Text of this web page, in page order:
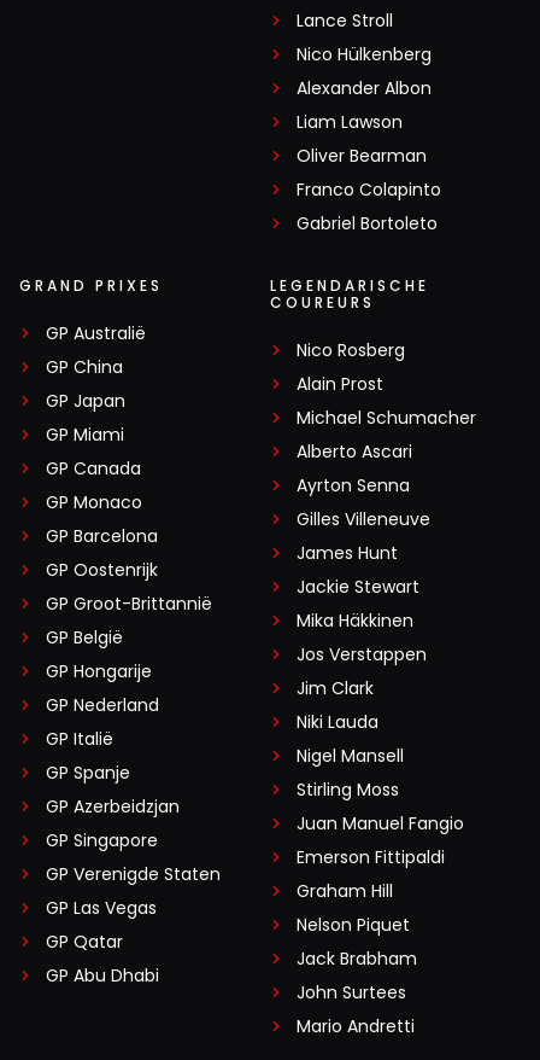
Lance Stroll
Nico Hülkenberg
Alexander Albon
Liam Lawson
Oliver Bearman
Franco Colapinto
Gabriel Bortoleto
GRAND PRIXES
GP Australië
GP China
GP Japan
GP Miami
GP Canada
GP Monaco
GP Barcelona
GP Oostenrijk
GP Groot-Brittannië
GP België
GP Hongarije
GP Nederland
GP Italië
GP Spanje
GP Azerbeidzjan
GP Singapore
GP Verenigde Staten
GP Las Vegas
GP Qatar
GP Abu Dhabi
LEGENDARISCHE
COUREURS
Nico Rosberg
Alain Prost
Michael Schumacher
Alberto Ascari
Ayrton Senna
Gilles Villeneuve
James Hunt
Jackie Stewart
Mika Häkkinen
Jos Verstappen
Jim Clark
Niki Lauda
Nigel Mansell
Stirling Moss
Juan Manuel Fangio
Emerson Fittipaldi
Graham Hill
Nelson Piquet
Jack Brabham
John Surtees
Mario Andretti